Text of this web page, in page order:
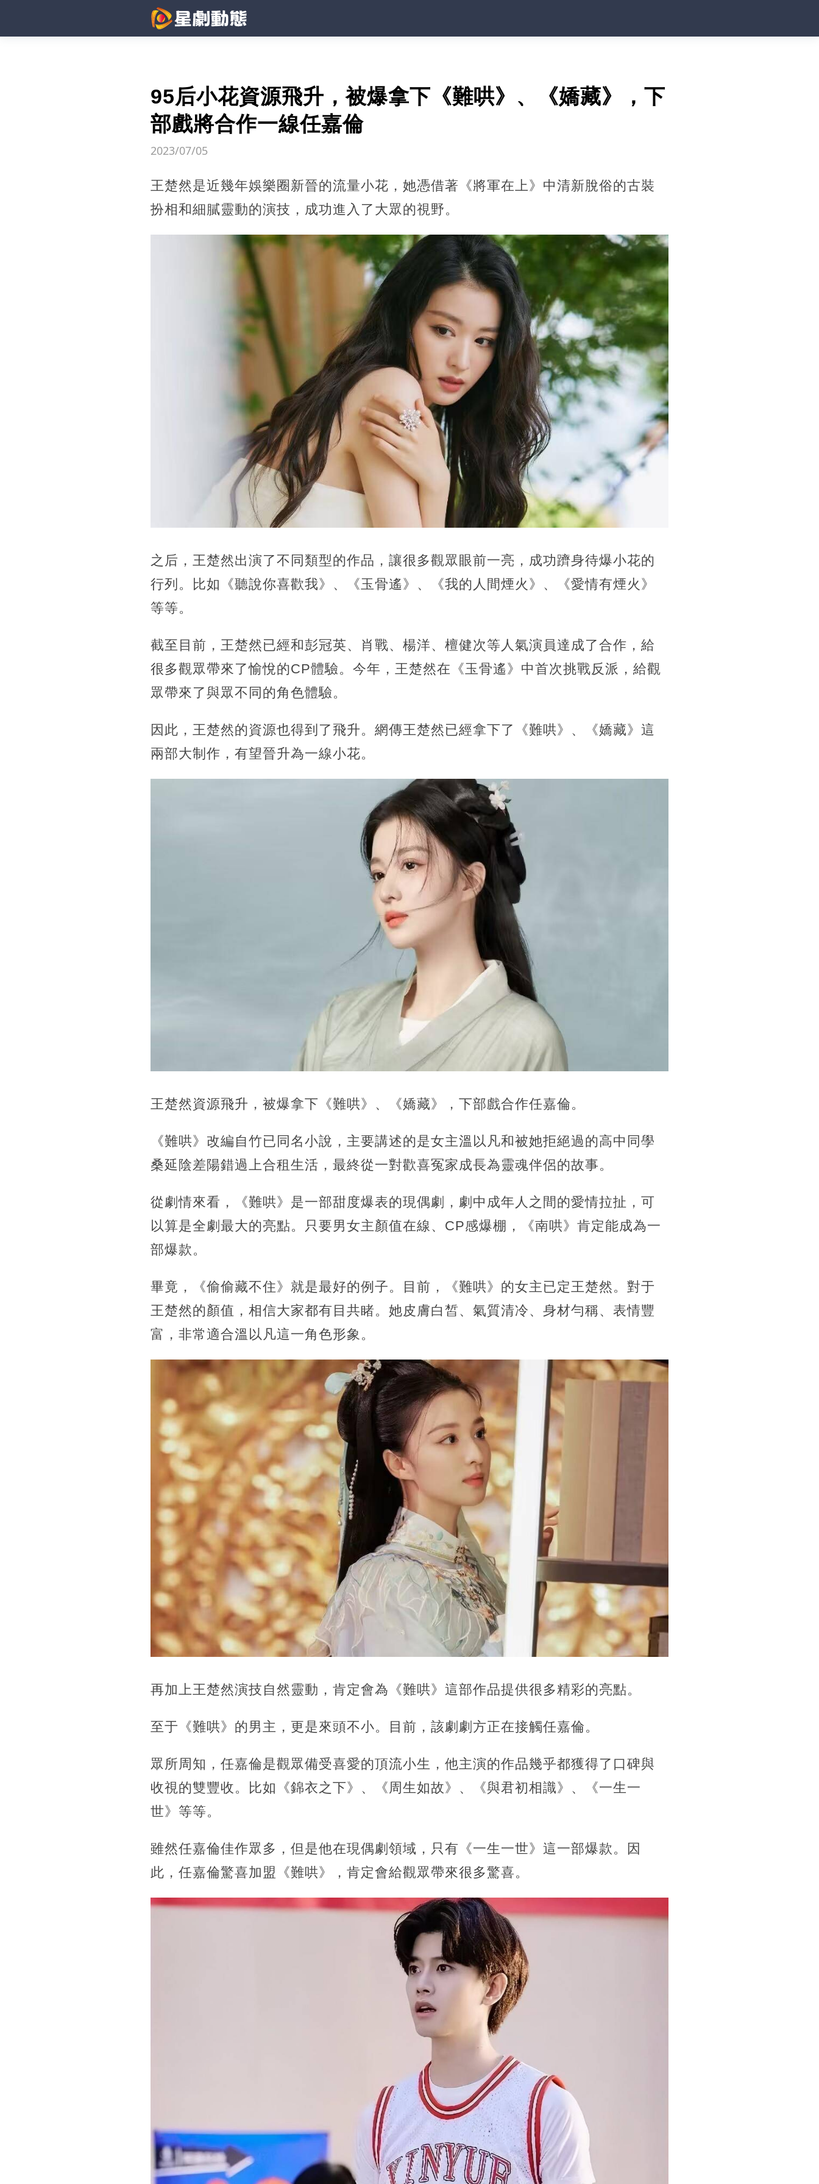
95后小花資源飛升，被爆拿下《難哄》、《嬌藏》，下
部戲將合作一線任嘉倫
2023/07/05
王楚然是近幾年娛樂圈新晉的流量小花，她憑借著《將軍在上》中清新脫俗的古裝
扮相和細膩靈動的演技，成功進入了大眾的視野。
之后，王楚然出演了不同類型的作品，讓很多觀眾眼前一亮，成功躋身待爆小花的
行列。比如《聽說你喜歡我》、《玉骨遙》、《我的人間煙火》、《愛情有煙火》
等等。
截至目前，王楚然已經和彭冠英、肖戰、楊洋、檀健次等人氣演員達成了合作，給
很多觀眾帶來了愉悅的CP體驗。今年，王楚然在《玉骨遙》中首次挑戰反派，給觀
眾帶來了與眾不同的角色體驗。
因此，王楚然的資源也得到了飛升。網傳王楚然已經拿下了《難哄》、《嬌藏》這
兩部大制作，有望晉升為一線小花。
王楚然資源飛升，被爆拿下《難哄》、《嬌藏》，下部戲合作任嘉倫。
《難哄》改編自竹已同名小說，主要講述的是女主溫以凡和被她拒絕過的高中同學
桑延陰差陽錯過上合租生活，最終從一對歡喜冤家成長為靈魂伴侶的故事。
從劇情來看，《難哄》是一部甜度爆表的現偶劇，劇中成年人之間的愛情拉扯，可
以算是全劇最大的亮點。只要男女主顏值在線、CP感爆棚，《南哄》肯定能成為一
部爆款。
畢竟，《偷偷藏不住》就是最好的例子。目前，《難哄》的女主已定王楚然。對于
王楚然的顏值，相信大家都有目共睹。她皮膚白皙、氣質清冷、身材勻稱、表情豐
富，非常適合溫以凡這一角色形象。
再加上王楚然演技自然靈動，肯定會為《難哄》這部作品提供很多精彩的亮點。
至于《難哄》的男主，更是來頭不小。目前，該劇劇方正在接觸任嘉倫。
眾所周知，任嘉倫是觀眾備受喜愛的頂流小生，他主演的作品幾乎都獲得了口碑與
收視的雙豐收。比如《錦衣之下》、《周生如故》、《與君初相識》、《一生一
世》等等。
雖然任嘉倫佳作眾多，但是他在現偶劇領域，只有《一生一世》這一部爆款。因
此，任嘉倫驚喜加盟《難哄》，肯定會給觀眾帶來很多驚喜。